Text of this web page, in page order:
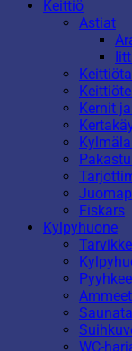
Keittiö
Astiat
Kernit
Fiskars
Kylpyhuone
WC-